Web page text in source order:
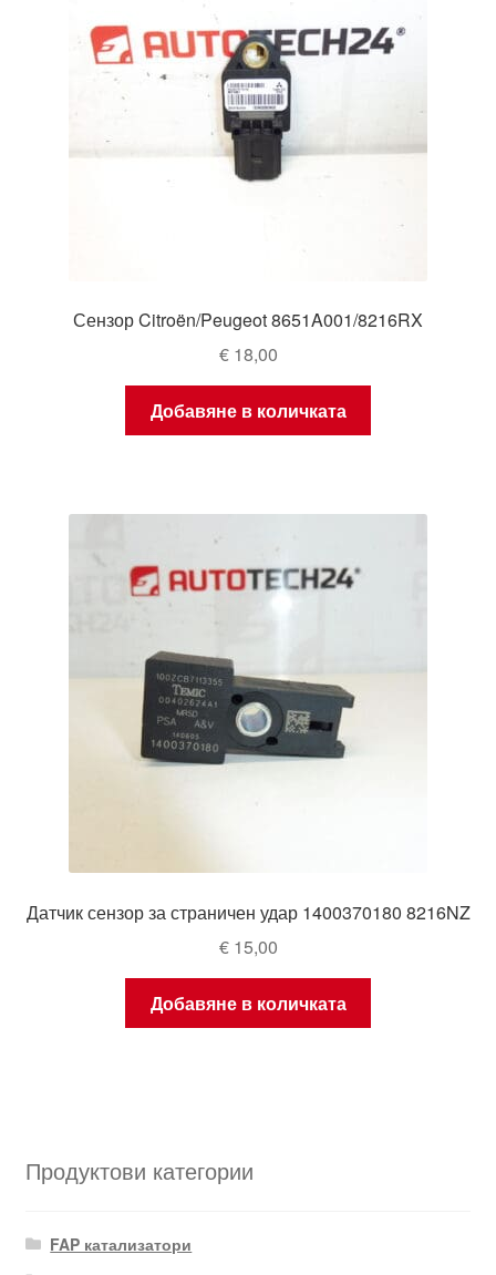
Сензор Citroën/Peugeot 8651A001/8216RX
€18,00
Добавяне в количката
Датчик сензор за страничен удар 1400370180 8216NZ
€15,00
Добавяне в количката
Продуктови категории
FAP катализатори